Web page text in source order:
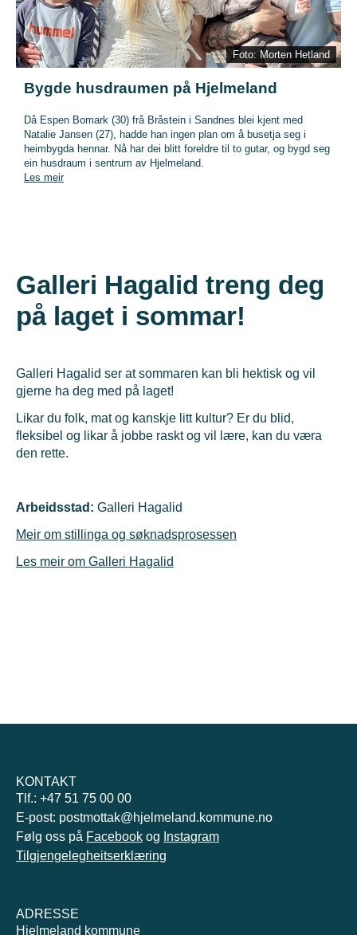
Foto: Morten Hetland
Bygde husdraumen på Hjelmeland
Då Espen Bomark (30) frå Bråstein i Sandnes blei kjent med
Natalie Jansen (27), hadde han ingen plan om å busetja seg i
heimbygda hennar. Nå har dei blitt foreldre til to gutar, og bygd seg
ein husdraum i sentrum av Hjelmeland.
Les meir
Galleri Hagalid treng deg
på laget i sommar!
Galleri Hagalid ser at sommaren kan bli hektisk og vil
gjerne ha deg med på laget!
Likar du folk, mat og kanskje litt kultur? Er du blid,
fleksibel og likar å jobbe raskt og vil lære, kan du væra
den rette.
Arbeidsstad: Galleri Hagalid
Meir om stillinga og søknadsprosessen
Les meir om Galleri Hagalid
KONTAKT
Tlf.: +47 51 75 00 00
E-post: postmottak@hjelmeland.kommune.no
Følg oss på Facebook og Instagram
Tilgjengelegheitserklæring
ADRESSE
Hjelmeland kommune